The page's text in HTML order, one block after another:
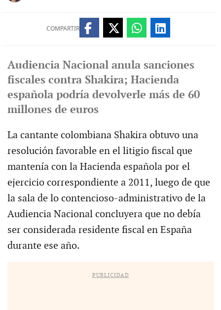
COMPARTIR
Audiencia Nacional anula sanciones
fiscales contra Shakira; Hacienda
española podría devolverle más de 60
millones de euros
La cantante colombiana Shakira obtuvo una
resolución favorable en el litigio fiscal que
mantenía con la Hacienda española por el
ejercicio correspondiente a 2011, luego de que
la sala de lo contencioso-administrativo de la
Audiencia Nacional concluyera que no debía
ser considerada residente fiscal en España
durante ese año.
PUBLICIDAD